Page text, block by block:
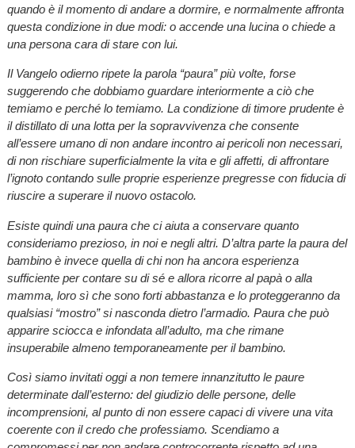
quando è il momento di andare a dormire, e normalmente affronta
questa condizione in due modi: o accende una lucina o chiede a
una persona cara di stare con lui.
Il Vangelo odierno ripete la parola “paura” più volte, forse
suggerendo che dobbiamo guardare interiormente a ciò che
temiamo e perché lo temiamo. La condizione di timore prudente è
il distillato di una lotta per la sopravvivenza che consente
all’essere umano di non andare incontro ai pericoli non necessari,
di non rischiare superficialmente la vita e gli affetti, di affrontare
l’ignoto contando sulle proprie esperienze pregresse con fiducia di
riuscire a superare il nuovo ostacolo.
Esiste quindi una paura che ci aiuta a conservare quanto
consideriamo prezioso, in noi e negli altri. D’altra parte la paura del
bambino è invece quella di chi non ha ancora esperienza
sufficiente per contare su di sé e allora ricorre al papà o alla
mamma, loro sì che sono forti abbastanza e lo proteggeranno da
qualsiasi “mostro” si nasconda dietro l’armadio. Paura che può
apparire sciocca e infondata all’adulto, ma che rimane
insuperabile almeno temporaneamente per il bambino.
Così siamo invitati oggi a non temere innanzitutto le paure
determinate dall’esterno: del giudizio delle persone, delle
incomprensioni, al punto di non essere capaci di vivere una vita
coerente con il credo che professiamo. Scendiamo a